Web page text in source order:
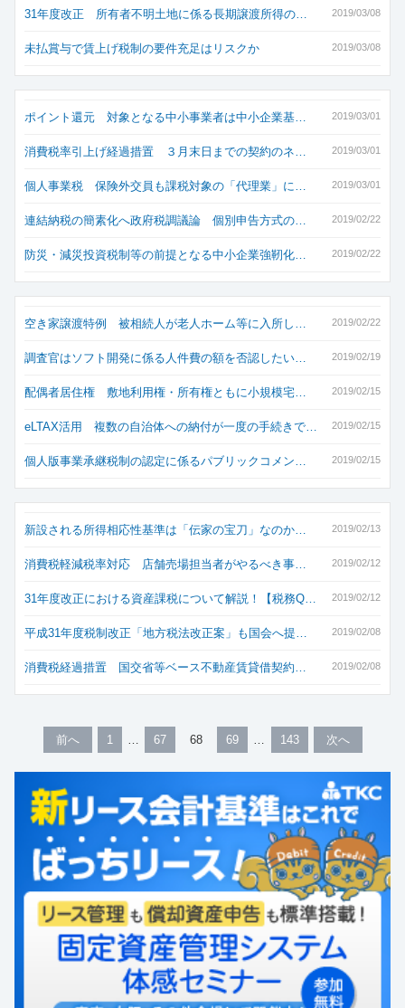
2019/03/08
31年度改正 所有者不明土地に係る長期譲渡所得の…
2019/03/08
未払賞与で賃上げ税制の要件充足はリスクか
2019/03/01
ポイント還元 対象となる中小事業者は中小企業基…
2019/03/01
消費税率引上げ経過措置 ３月末日までの契約のネ…
2019/03/01
個人事業税 保険外交員も課税対象の「代理業」に…
2019/02/22
連結納税の簡素化へ政府税調議論 個別申告方式の…
2019/02/22
防災・減災投資税制等の前提となる中小企業強靭化…
2019/02/22
空き家譲渡特例 被相続人が老人ホーム等に入所し…
2019/02/19
調査官はソフト開発に係る人件費の額を否認したい…
2019/02/15
配偶者居住権 敷地利用権・所有権ともに小規模宅…
2019/02/15
eLTAX活用 複数の自治体への納付が一度の手続きで…
2019/02/15
個人版事業承継税制の認定に係るパブリックコメン…
2019/02/13
新設される所得相応性基準は「伝家の宝刀」なのか…
2019/02/12
消費税軽減税率対応 店舗売場担当者がやるべき事…
2019/02/12
31年度改正における資産課税について解説！【税務Q…
2019/02/08
平成31年度税制改正「地方税法改正案」も国会へ提…
2019/02/08
消費税経過措置 国交省等ベース不動産賃貸借契約…
前へ 1 67 68 69 143 次へ